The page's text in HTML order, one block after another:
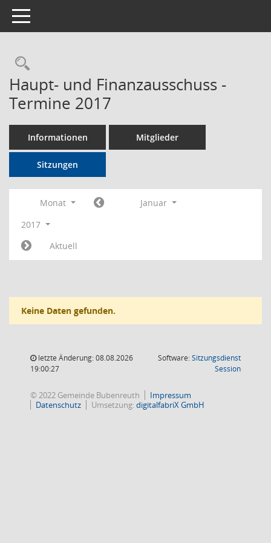
Toggle navigation
Rechercheauswahl
Haupt- und Finanzausschuss -
Termine 2017
Informationen Mitglieder
Sitzungen
Monat
Januar
2017
Aktuell
Keine Daten gefunden.
letzte Änderung: 08.08.2026
19:00:27
Software:Sitzungsdienst
Session(Wird in
© 2022 Gemeinde Bubenreuth
Impressum
Datenschutz
Umsetzung:digitalfabriX GmbH